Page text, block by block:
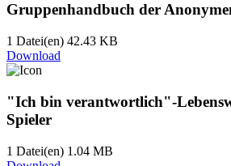
Gruppenhandbuch der
1 Datei(en) 42.43 KB
Download
"Ich bin verantwortlich"-
Spieler
1 Datei(en) 1.04 MB